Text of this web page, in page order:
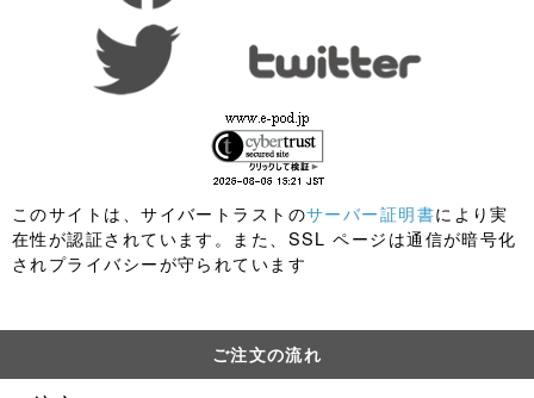
このサイトは、サイバートラストのサーバー証明書により実
在性が認証されています。また、SSL ページは通信が暗号化
されプライバシーが守られています
ご注文の流れ